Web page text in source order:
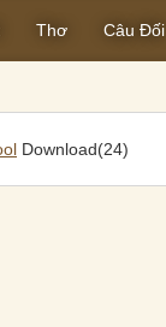
Thơ Câu Đối
Download(24)